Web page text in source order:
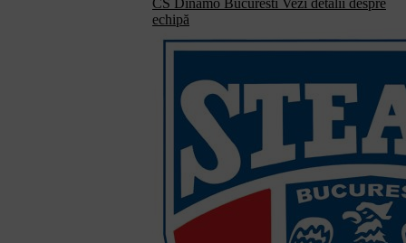
CS Dinamo Bucuresti Vezi detalii despre
echipă